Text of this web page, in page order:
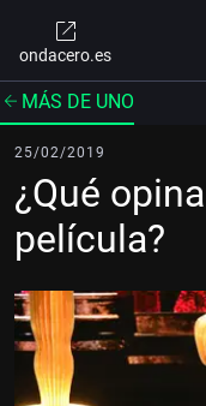
ondacero.es
MÁS DE UNO
25/02/2019
¿Qué
película?